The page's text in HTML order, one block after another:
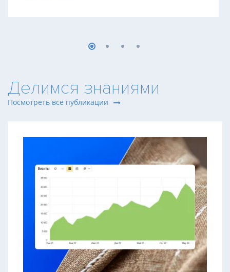
Делимся знаниями
Посмотреть все публикации